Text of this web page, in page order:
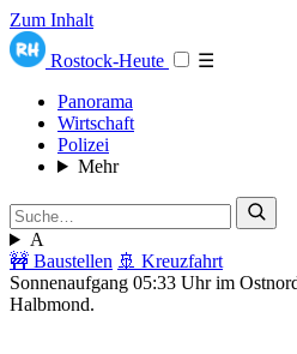
Zum Inhalt
Rostock-Heute
☰
Panorama
Wirtschaft
Polizei
Mehr
A
🚧 Baustellen 🚢 Kreuzfahrt
Sonnenaufgang 05:33 Uhr im
Halbmond.